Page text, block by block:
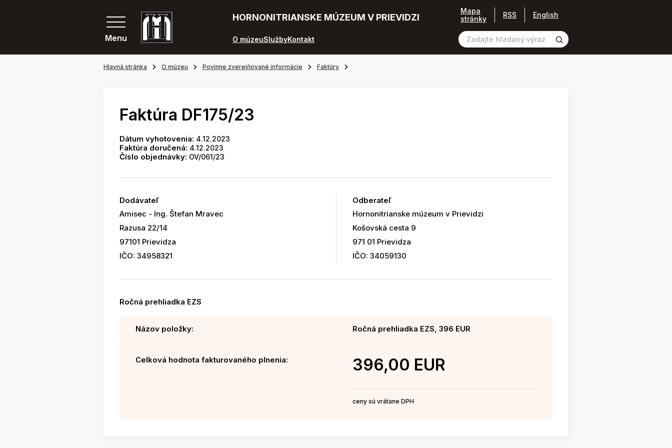
Menu
HORNONITRIANSKE MÚZEUM V PRIEVIDZI
O múzeuSlužbyKontakt
Mapa
stránky
RSS English
Hlavná stránka O múzeu Povinne zverejňované informácie Faktúry
Faktúra DF175/23
Dátum vyhotovenia: 4.12.2023
Faktúra doručená: 4.12.2023
Číslo objednávky: OV/061/23
Dodávateľ
Amisec - Ing. Štefan Mravec
Razusa 22/14
97101 Prievidza
IČO: 34958321
Odberateľ
Hornonitrianske múzeum v Prievidzi
Košovská cesta 9
971 01 Prievidza
IČO: 34059130
Ročná prehliadka EZS
Názov položky: Ročná prehliadka EZS, 396 EUR
Celková hodnota fakturovaného plnenia: 396,00 EUR
ceny sú vrátane DPH